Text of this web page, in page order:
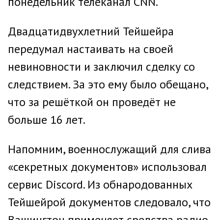
Двадцатидвухлетний Тейшейра
передумал настаивать на своей
невиновности и заключил сделку со
следствием. За это ему было обещано,
что за решёткой он проведёт не
больше 16 лет.
Напомним, военнослужащий для слива
«секретных документов» использовал
сервис Discord. Из обнародованных
Тейшейрой документов следовало, что